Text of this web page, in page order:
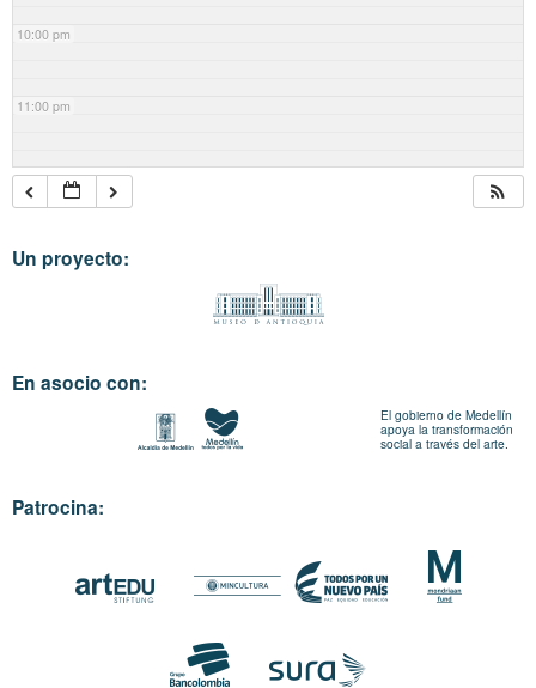
10:00 pm
11:00 pm
Un proyecto:
En asocio con:
El gobierno de Medellín
apoya la transformación
social a través del arte.
Patrocina: